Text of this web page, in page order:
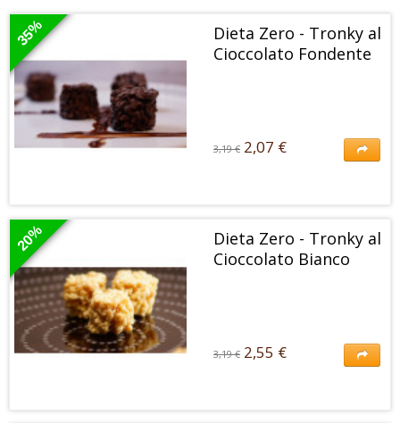
35%
Dieta Zero - Tronky al
Cioccolato Fondente
3,19 € 2,07 €
restare leggeri soddisfacendo la golosità
20%
Dieta Zero - Tronky al
Cioccolato Bianco
3,19 € 2,55 €